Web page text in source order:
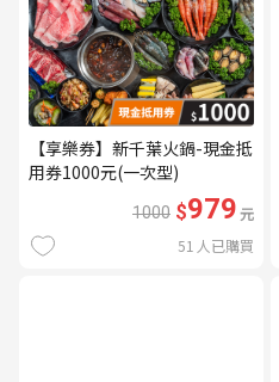
【享樂券】新千葉火鍋-現金抵
用券1000元(一次型)
1000 $979元
51 人已購買